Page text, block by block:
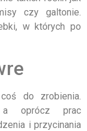
czy galtonie.
w których po
do zrobienia.
oprócz prac
i przycinania